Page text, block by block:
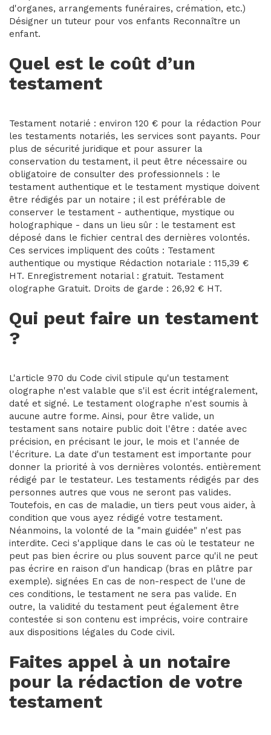
d'organes, arrangements funéraires, crémation, etc.)
Désigner un tuteur pour vos enfants Reconnaître un
enfant.
Quel est le coût d’un
testament
Testament notarié : environ 120 € pour la rédaction Pour
les testaments notariés, les services sont payants. Pour
plus de sécurité juridique et pour assurer la
conservation du testament, il peut être nécessaire ou
obligatoire de consulter des professionnels : le
testament authentique et le testament mystique doivent
être rédigés par un notaire ; il est préférable de
conserver le testament - authentique, mystique ou
holographique - dans un lieu sûr : le testament est
déposé dans le fichier central des dernières volontés.
Ces services impliquent des coûts : Testament
authentique ou mystique Rédaction notariale : 115,39 €
HT. Enregistrement notarial : gratuit. Testament
olographe Gratuit. Droits de garde : 26,92 € HT.
Qui peut faire un testament
?
L'article 970 du Code civil stipule qu'un testament
olographe n'est valable que s'il est écrit intégralement,
daté et signé. Le testament olographe n'est soumis à
aucune autre forme. Ainsi, pour être valide, un
testament sans notaire public doit l'être : datée avec
précision, en précisant le jour, le mois et l'année de
l'écriture. La date d'un testament est importante pour
donner la priorité à vos dernières volontés. entièrement
rédigé par le testateur. Les testaments rédigés par des
personnes autres que vous ne seront pas valides.
Toutefois, en cas de maladie, un tiers peut vous aider, à
condition que vous ayez rédigé votre testament.
Néanmoins, la volonté de la "main guidée" n'est pas
interdite. Ceci s'applique dans le cas où le testateur ne
peut pas bien écrire ou plus souvent parce qu'il ne peut
pas écrire en raison d'un handicap (bras en plâtre par
exemple). signées En cas de non-respect de l'une de
ces conditions, le testament ne sera pas valide. En
outre, la validité du testament peut également être
contestée si son contenu est imprécis, voire contraire
aux dispositions légales du Code civil.
Faites appel à un notaire
pour la rédaction de votre
testament